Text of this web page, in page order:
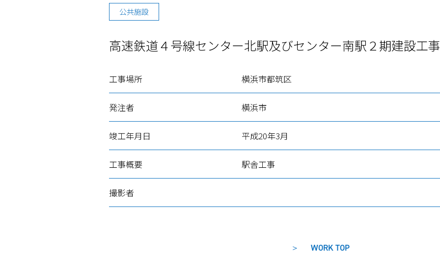
公共施設
高速鉄道４号線センター北駅及びセンター南駅２期建設工事
工事場所 横浜市都筑区
発注者 横浜市
竣工年月日 平成20年3月
工事概要 駅舎工事
撮影者
WORK TOP